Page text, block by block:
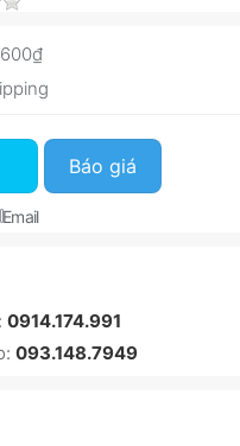
Ink Cartridge
Báo giá
Email
0914.174.991
093.148.7949